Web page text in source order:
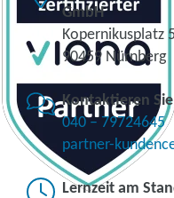
GmbH
Kopernikusplatz 5
90459 Nürnberg
Kontaktieren
040 – 79724645
partner-
Lernzeit am